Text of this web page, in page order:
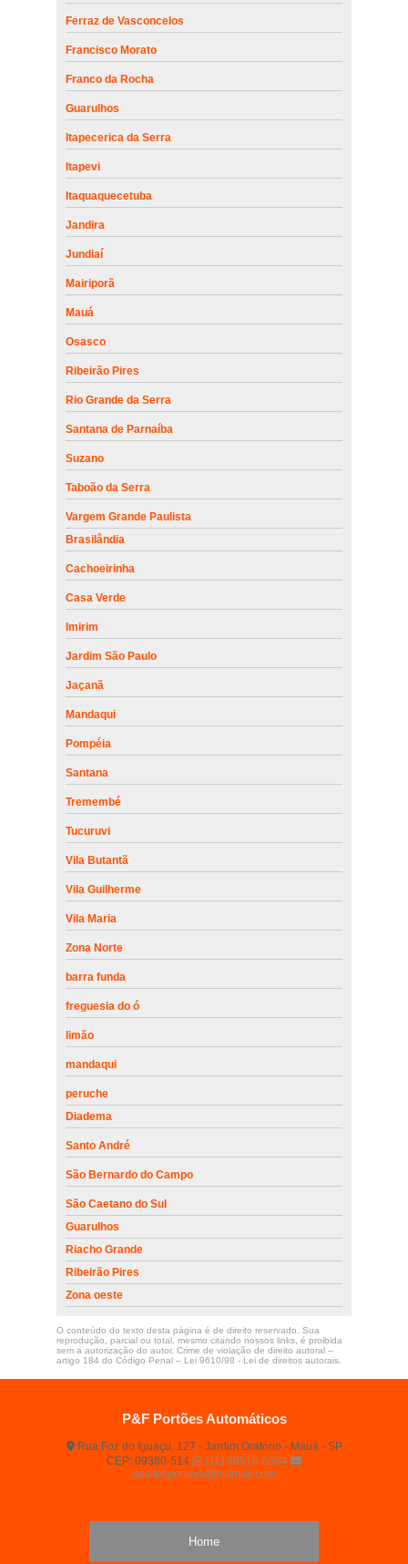
Ferraz de Vasconcelos
Francisco Morato
Franco da Rocha
Guarulhos
Itapecerica da Serra
Itapevi
Itaquaquecetuba
Jandira
Jundiaí
Mairiporã
Mauá
Osasco
Ribeirão Pires
Rio Grande da Serra
Santana de Parnaíba
Suzano
Taboão da Serra
Vargem Grande Paulista
Brasilândia
Cachoeirinha
Casa Verde
Imirim
Jardim São Paulo
Jaçanã
Mandaqui
Pompéia
Santana
Tremembé
Tucuruvi
Vila Butantã
Vila Guilherme
Vila Maria
Zona Norte
barra funda
freguesia do ó
limão
mandaqui
peruche
Diadema
Santo André
São Bernardo do Campo
São Caetano do Sul
Guarulhos
Riacho Grande
Ribeirão Pires
Zona oeste
O conteúdo do texto desta página é de direito reservado. Sua
reprodução, parcial ou total, mesmo citando nossos links, é proibida
sem a autorização do autor. Crime de violação de direito autoral –
artigo 184 do Código Penal – Lei 9610/98 - Lei de direitos autorais.
P&F Portões Automáticos
Rua Foz do Iguaçu, 127 - Jardim Oratório - Mauá - SP
CEP: 09380-514
(11) 99516-0364
assitecportoes@hotmail.com
Home